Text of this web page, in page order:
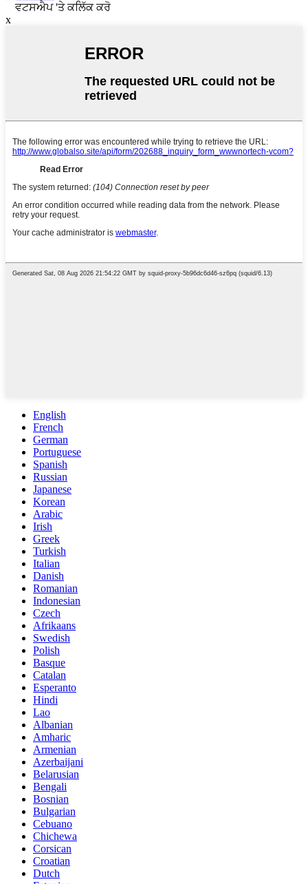
ਵਟਸਐਪ 'ਤੇ ਕਲਿੱਕ ਕਰੋ
x
English
French
German
Portuguese
Spanish
Russian
Japanese
Korean
Arabic
Irish
Greek
Turkish
Italian
Danish
Romanian
Indonesian
Czech
Afrikaans
Swedish
Polish
Basque
Catalan
Esperanto
Hindi
Lao
Albanian
Amharic
Armenian
Azerbaijani
Belarusian
Bengali
Bosnian
Bulgarian
Cebuano
Chichewa
Corsican
Croatian
Dutch